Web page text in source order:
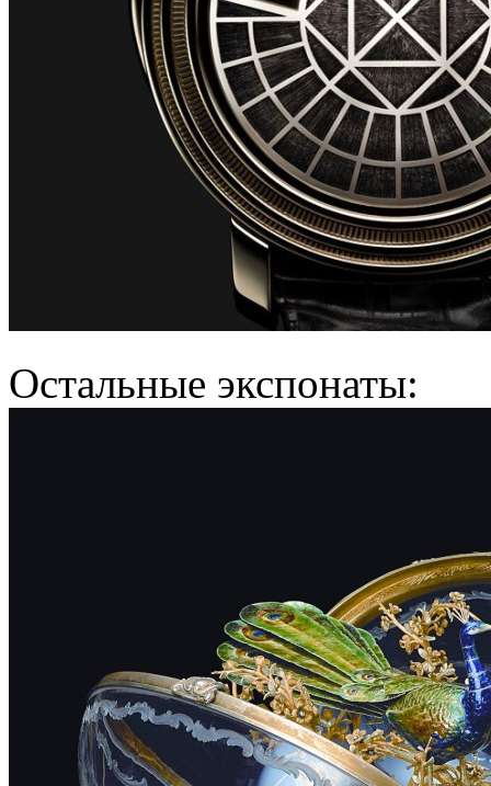
Остальные экспонаты: